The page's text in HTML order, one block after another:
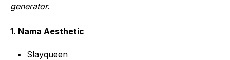
generator.
1. Nama Aesthetic
Slayqueen